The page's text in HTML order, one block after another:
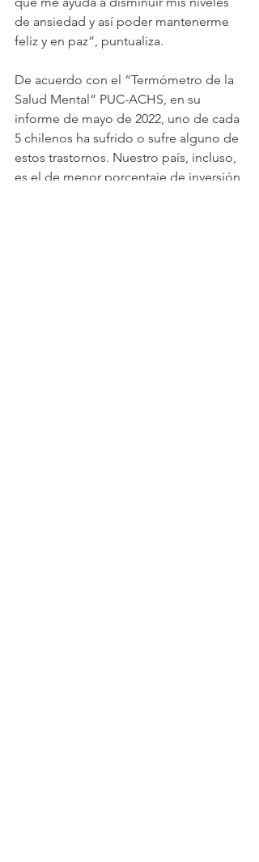
de ansiedad y así poder mantenerme
feliz y en paz”, puntualiza.
De acuerdo con el “Termómetro de la
Salud Mental” PUC-ACHS, en su
informe de mayo de 2022, uno de cada
5 chilenos ha sufrido o sufre alguno de
estos trastornos. Nuestro país, incluso,
es el de menor porcentaje de inversión